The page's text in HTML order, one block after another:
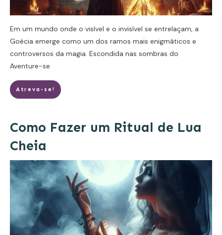
Em um mundo onde o visível e o invisível se entrelaçam, a
Goécia emerge como um dos ramos mais enigmáticos e
controversos da magia. Escondida nas sombras do
Aventure-se
Atreva-se!
Como Fazer um Ritual de Lua
Cheia